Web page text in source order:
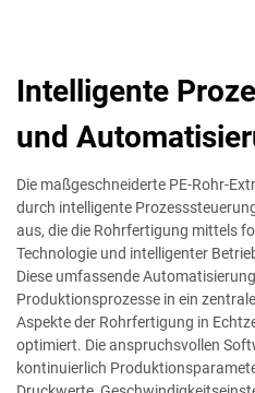
Intelligente
und
Die maßgeschneiderte PE-Rohr-
durch intelligente
aus, die die Rohrfertigung mittels
Technologie und intelligenter
Diese umfassende
Produktionsprozesse in ein
Aspekte der Rohrfertigung in
optimiert. Die anspruchsvollen
kontinuierlich